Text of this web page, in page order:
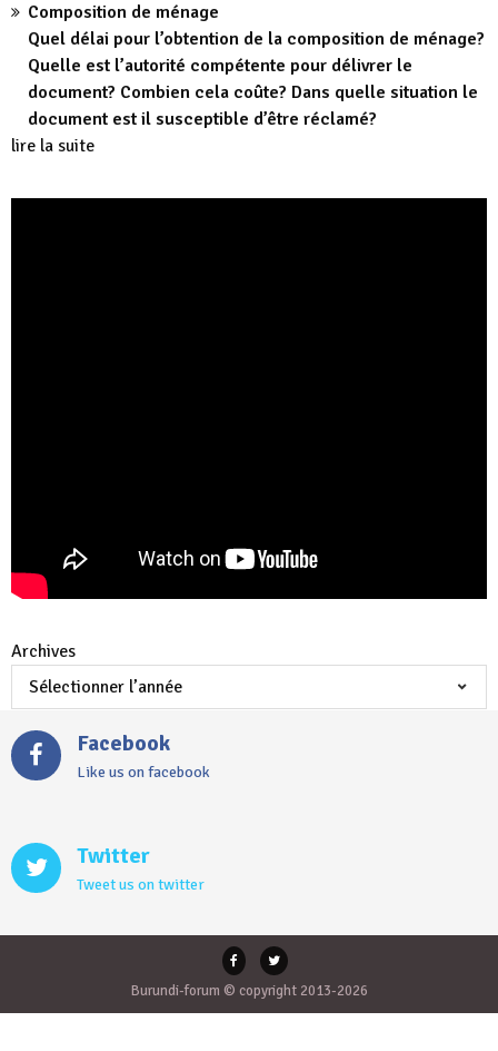
Composition de ménage
Quel délai pour l’obtention de la composition de ménage?
Quelle est l’autorité compétente pour délivrer le
document? Combien cela coûte? Dans quelle situation le
document est il susceptible d’être réclamé?
lire la suite
Archives
Facebook
Like us on facebook
Twitter
Tweet us on twitter
Burundi-forum © copyright 2013-2026